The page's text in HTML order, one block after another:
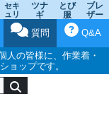
セキ
ュリ
ティ
ウェ
ツナ
ギ
とび
服
鳶作
業用
ブレ
ザー
ツ
Q&A
質問
人の皆様に、作業着・
ョップです。